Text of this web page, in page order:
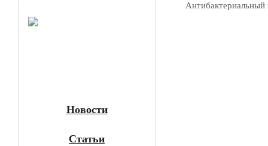
Новости
Статьи
Антибактериальный